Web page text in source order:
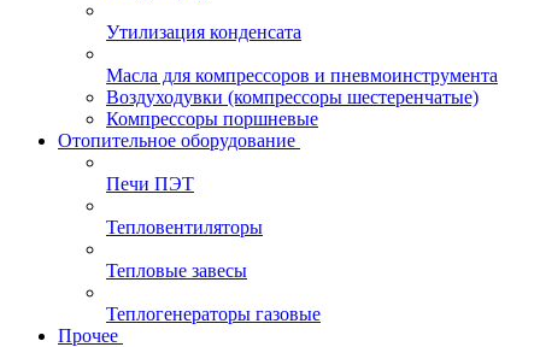
Утилизация конденсата
Масла для компрессоров и пневмоинструмента
Воздуходувки (компрессоры шестеренчатые)
Компрессоры поршневые
Отопительное оборудование
Печи ПЭТ
Тепловентиляторы
Тепловые завесы
Теплогенераторы газовые
Прочее